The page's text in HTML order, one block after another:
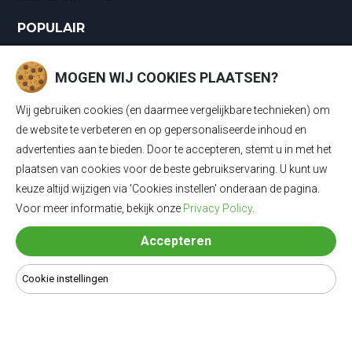
POPULAIR
Laadkabels
Laadkabels Type 1
Laadkabels Type 2
Mobiele Thuisladers Type 2 en Type 1
Mobiele Thuisladers Type 1
Verloopkabels
MOGEN WIJ COOKIES PLAATSEN?
Wij gebruiken cookies (en daarmee vergelijkbare technieken) om
de website te verbeteren en op gepersonaliseerde inhoud en
advertenties aan te bieden. Door te accepteren, stemt u in met het
plaatsen van cookies voor de beste gebruikservaring. U kunt uw
keuze altijd wijzigen via 'Cookies instellen' onderaan de pagina.
Voor meer informatie, bekijk onze Privacy Policy.
Accepteren
Cookie instellingen